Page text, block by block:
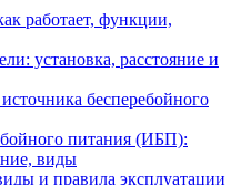
работает, функции,
установка, расстояние и
бесперебойного
питания (ИБП):
виды
и правила эксплуатации